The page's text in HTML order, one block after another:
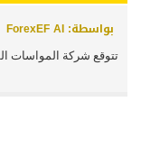
بواسطة: ForexEF AI
تتوقع شركة المواسات